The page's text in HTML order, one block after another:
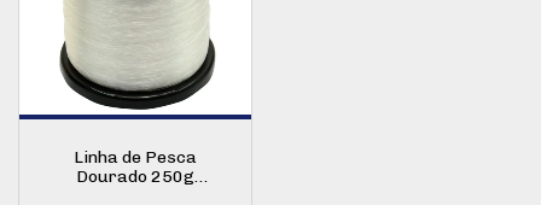
Linha de Pesca
Dourado 250g